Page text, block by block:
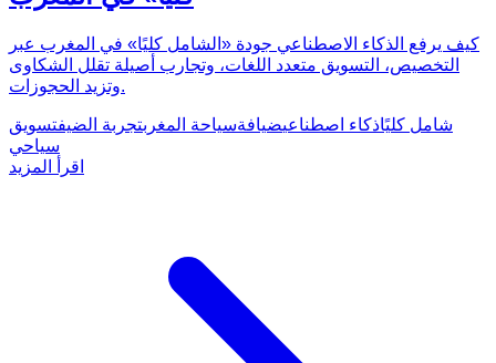
كيف يرفع الذكاء الاصطناعي جودة «الشامل كليًا» في المغرب عبر
التخصيص، التسويق متعدد اللغات، وتجارب أصيلة تقلل الشكاوى
وتزيد الحجوزات.
شامل كليًاذكاء اصطناعيضيافةسياحة المغربتجربة الضيفتسويق
سياحي
اقرأ المزيد